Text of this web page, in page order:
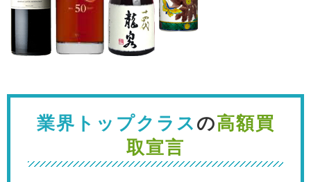
業界トップクラス の高額買
取宣言